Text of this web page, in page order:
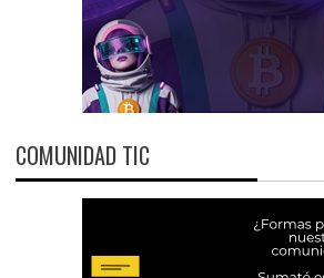
COMUNIDAD TIC